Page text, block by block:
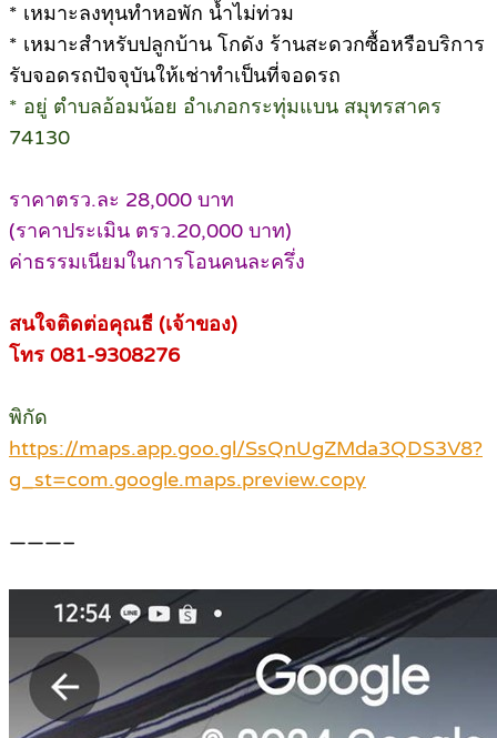
* เหมาะลงทุนทำหอพัก น้ำไม่ท่วม
* เหมาะสำหรับปลูกบ้าน โกดัง ร้านสะดวกซื้อหรือบริการ
รับจอดรถปัจจุบันให้เช่าทำเป็นที่จอดรถ
* อยู่ ตำบลอ้อมน้อย อำเภอกระทุ่มแบน สมุทรสาคร
74130
ราคาตรว.ละ 28,000 บาท
(ราคาประเมิน ตรว.20,000 บาท)
ค่าธรรมเนียมในการโอนคนละครึ่ง
สนใจติดต่อคุณธี (เจ้าของ)
โทร 081-9308276
พิกัด
https://maps.app.goo.gl/SsQnUgZMda3QDS3V8?
g_st=com.google.maps.preview.copy
———–